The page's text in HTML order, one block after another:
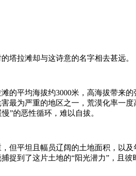
塔拉滩却与这诗意的名字相去甚远。
的平均海拔约3000米，高海拔带来
最为严重的地区之一，荒漠化率一
”的恶性循环，难以自拔。
但平坦且幅员辽阔的土地面积，以
捉到了这片土地的“阳光潜力”，且